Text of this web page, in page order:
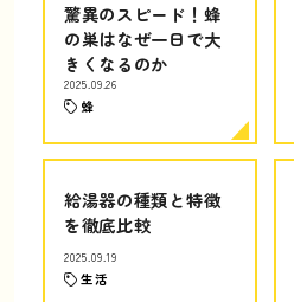
驚異のスピード！蜂
の巣はなぜ一日で大
きくなるのか
2025.09.26
蜂
給湯器の種類と特徴
を徹底比較
2025.09.19
生活